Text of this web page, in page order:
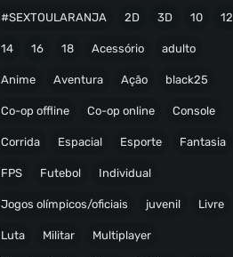
#SEXTOULARANJA 2D 3D 10 12
14 16 18 Acessório adulto
Anime Aventura Ação black25
Co-op offline Co-op online Console
Corrida Espacial Esporte Fantasia
FPS Futebol Individual
Jogos olímpicos/oficiais juvenil Livre
Luta Militar Multiplayer